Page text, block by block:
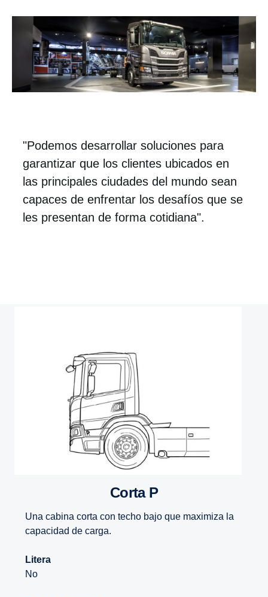
"Podemos desarrollar soluciones para
garantizar que los clientes ubicados en
las principales ciudades del mundo sean
capaces de enfrentar los desafíos que se
les presentan de forma cotidiana".
Corta P
Una cabina corta con techo bajo que maximiza la
capacidad de carga.
Litera
No